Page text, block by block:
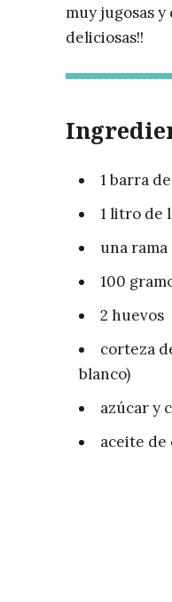
muy jugosas y
deliciosas!!
1 barra
1 litro de
una
100
2 huevos
corteza
blanco)
azúcar y
aceite de